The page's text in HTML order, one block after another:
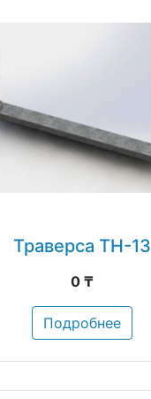
Траверса ТН-13
0 ₸
Подробнее